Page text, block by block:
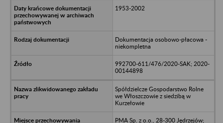
1953-2002
Dokumentacja osobowo-płacowa -
niekompletna
992700-611/476/2020-SAK; 2020-
00144898
Spółdzielcze Gospodarstwo Rolne
we Włoszczowie z siedzibą w
Kurzełowie
PMA Sp. z o.o., 28-300 Jędrzejów;